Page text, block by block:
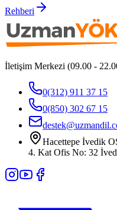
Rehberi
İletişim Merkezi (09.00 -
0(312) 911 37 15
0(850) 302 67 15
Hacettepe İvedik
4. Kat Ofis No: 32